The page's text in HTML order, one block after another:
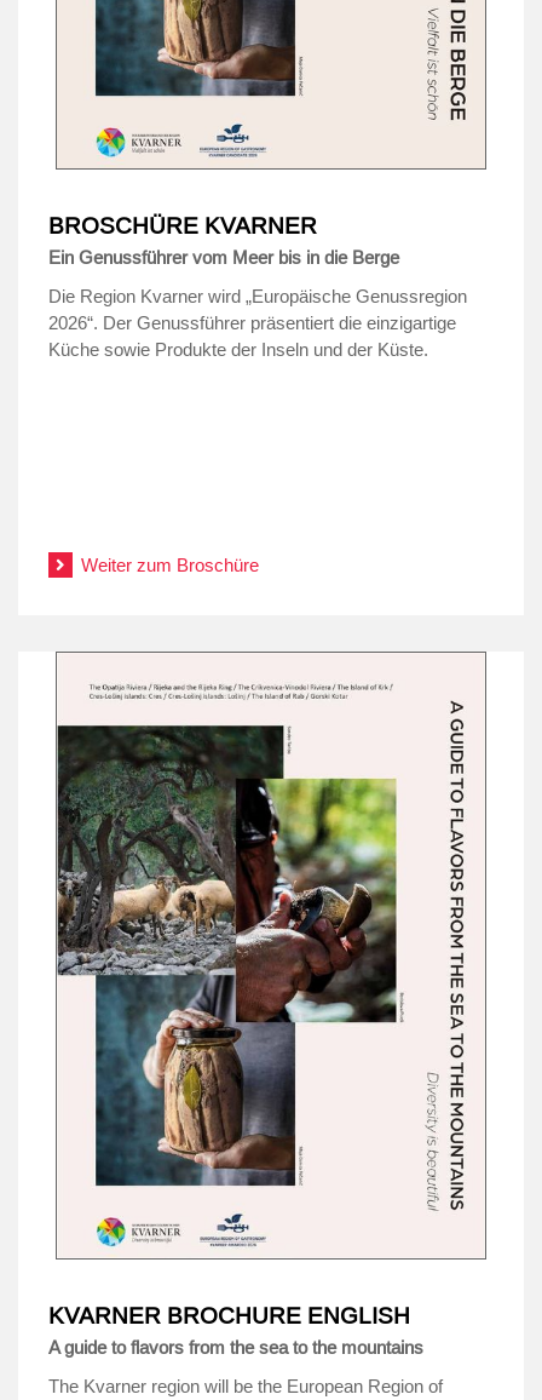
BROSCHÜRE KVARNER
Ein Genussführer vom Meer bis in die Berge
Die Region Kvarner wird „Europäische Genussregion
2026“. Der Genussführer präsentiert die einzigartige
Küche sowie Produkte der Inseln und der Küste.
Weiter zum Broschüre
KVARNER BROCHURE ENGLISH
A guide to flavors from the sea to the mountains
The Kvarner region will be the European Region of